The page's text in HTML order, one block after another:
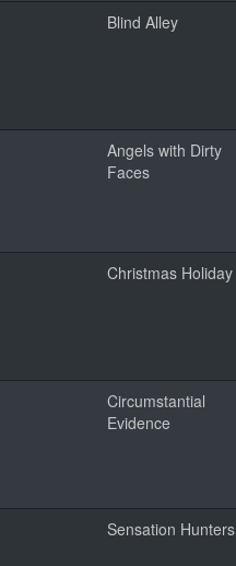
Blind Alley
Angels with Dirty
Faces
Christmas Holiday
Circumstantial
Evidence
Sensation Hunters